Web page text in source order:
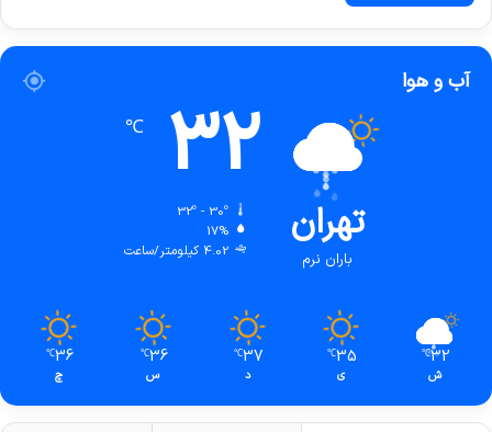
آب و هوا
تهران
باران نرم
32
℃
32º - 30º
17%
4.02 کیلومتر/ساعت
32
℃
ش
35
℃
ی
37
℃
د
36
℃
س
36
℃
چ